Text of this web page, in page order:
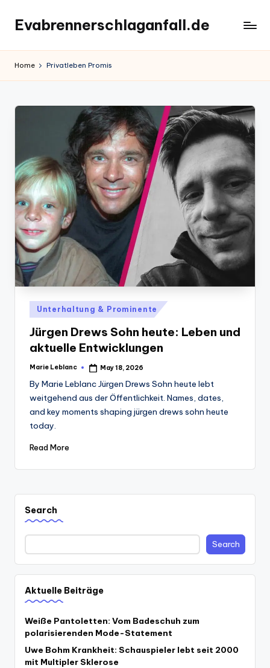
content
Evabrennerschlaganfall.de
Home Privatleben Promis
Posted
in
Unterhaltung & Prominente
Jürgen Drews Sohn heute: Leben und
aktuelle Entwicklungen
Posted
Marie Leblanc May 18, 2026
By Marie Leblanc Jürgen Drews Sohn heute lebt
weitgehend aus der Öffentlichkeit. Names, dates,
and key moments shaping jürgen drews sohn heute
today.
Read More
Search
Search
Aktuelle Beiträge
Weiße Pantoletten: Vom Badeschuh zum
polarisierenden Mode-Statement
Uwe Bohm Krankheit: Schauspieler lebt seit 2000
mit Multipler Sklerose